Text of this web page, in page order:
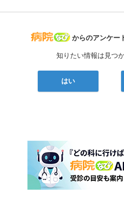
病院なび
からのアンケー
知りたい情報は見つ
はい